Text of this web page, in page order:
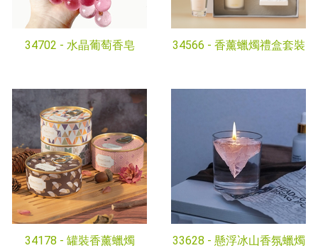
34702 - 水晶葡萄香皂 34566 - 香薰蠟燭禮盒套裝
34178 - 罐裝香薰蠟燭 33628 - 懸浮冰山香氛蠟燭